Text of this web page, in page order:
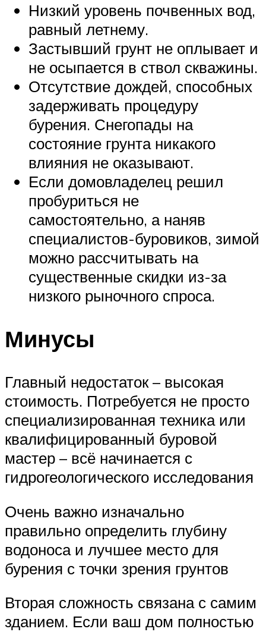
Низкий уровень почвенных вод,
равный летнему.
Застывший грунт не оплывает и
не осыпается в ствол скважины.
Отсутствие дождей, способных
задерживать процедуру
бурения. Снегопады на
состояние грунта никакого
влияния не оказывают.
Если домовладелец решил
пробуриться не
самостоятельно, а наняв
специалистов-буровиков, зимой
можно рассчитывать на
существенные скидки из-за
низкого рыночного спроса.
Минусы
Главный недостаток – высокая
стоимость. Потребуется не просто
специализированная техника или
квалифицированный буровой
мастер – всё начинается с
гидрогеологического исследования
Очень важно изначально
правильно определить глубину
водоноса и лучшее место для
бурения с точки зрения грунтов
Вторая сложность связана с самим
зданием. Если ваш дом полностью